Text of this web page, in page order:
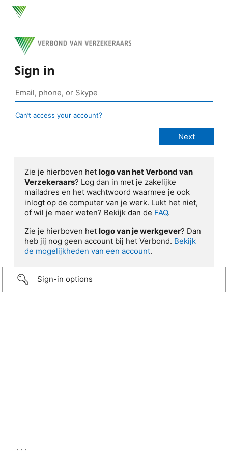
Sign in
Can’t access your account?
Zie je hierboven het logo van het Verbond van
Verzekeraars? Log dan in met je zakelijke
mailadres en het wachtwoord waarmee je ook
inlogt op de computer van je werk. Lukt het niet,
of wil je meer weten? Bekijk dan de FAQ.
Zie je hierboven het logo van je werkgever? Dan
heb jij nog geen account bij het Verbond. Bekijk
de mogelijkheden van een account.
Sign-in options
...